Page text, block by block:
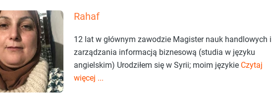
Rahaf
12 lat w głównym zawodzie Magister nauk handlowych i
zarządzania informacją biznesową (studia w języku
angielskim) Urodziłem się w Syrii; moim językie Czytaj
więcej ...